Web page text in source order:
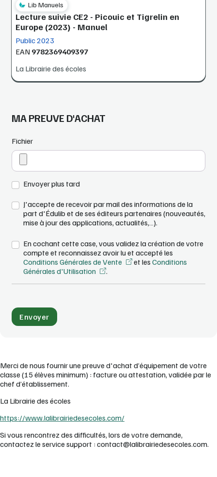
Lib Manuels
Lecture suivie CE2 - Picouic et Tigrelin en
Europe (2023) - Manuel
Public 2023
EAN 9782369409397
La Librairie des écoles
MA PREUVE D'ACHAT
Fichier
Envoyer plus tard
J'accepte de recevoir par mail des informations de la
part d'Édulib et de ses éditeurs partenaires (nouveautés,
mise à jour des applications, actualités,…).
En cochant cette case, vous validez la création de votre
compte et reconnaissez avoir lu et accepté les
Conditions Générales de Vente
et les Conditions
Générales d'Utilisation
.
Merci de nous fournir une preuve d'achat d’équipement de votre
classe (15 élèves minimum) : facture ou attestation, validée par le
chef d’établissement.
La Librairie des écoles
https://www.lalibrairiedesecoles.com/
Si vous rencontrez des difficultés, lors de votre demande,
contactez le service support : contact@lalibrairiedesecoles.com.